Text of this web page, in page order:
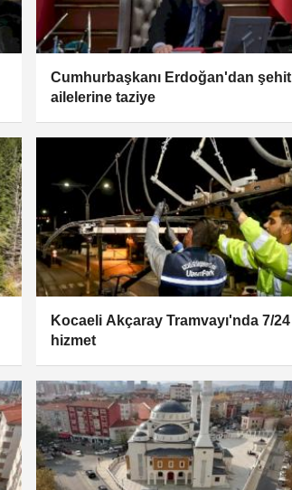
Cumhurbaşkanı Erdoğan'dan şehit
ailelerine taziye
Kocaeli Akçaray Tramvayı'nda 7/24
hizmet